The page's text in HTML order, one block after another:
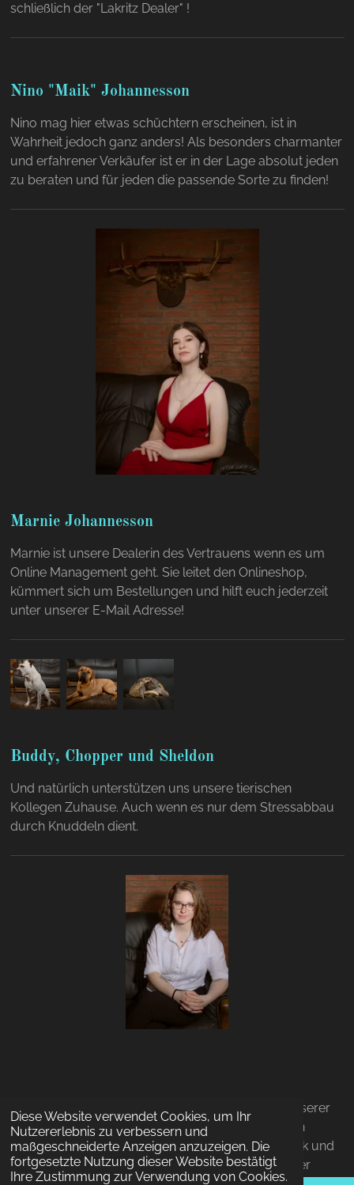
Diese Website verwendet Cookies, um Ihr
Nutzererlebnis zu verbessern und
maßgeschneiderte Anzeigen anzuzeigen. Die
fortgesetzte Nutzung dieser Website bestätigt
Ihre Zustimmung zur Verwendung von Cookies.
schließlich der "Lakritz Dealer" !
Nino "Maik" Johannesson
Nino mag hier etwas schüchtern erscheinen, ist in
Wahrheit jedoch ganz anders! Als besonders charmanter
und erfahrener Verkäufer ist er in der Lage absolut jeden
zu beraten und für jeden die passende Sorte zu finden!
Marnie Johannesson
Marnie ist unsere Dealerin des Vertrauens wenn es um
Online Management geht. Sie leitet den Onlineshop,
kümmert sich um Bestellungen und hilft euch jederzeit
unter unserer E-Mail Adresse!
Buddy, Chopper und Sheldon
Und natürlich unterstützen uns unsere tierischen
Kollegen Zuhause. Auch wenn es nur dem Stressabbau
durch Knuddeln dient.
Besonderen Dank an Jaqueline Johannesson
, unserer
Fotografin, der wir diese tollen Bilder zu verdanken
haben! Sie ist immer mit viel Begeisterung am Werk und
würde sich freuen, auch für eure Projekte hinter der